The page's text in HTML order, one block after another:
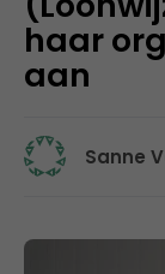
haar
aan
Sanne